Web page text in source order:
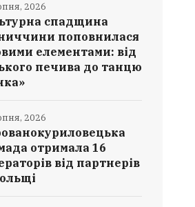
спадщина
поповнилася
елементами: від
печива до танцю
2026
отримала 16
від партнерів
2026